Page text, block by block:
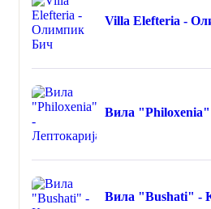
Villa Elefteria -
Вила "Philoxenia"
Вила "Bushati" -